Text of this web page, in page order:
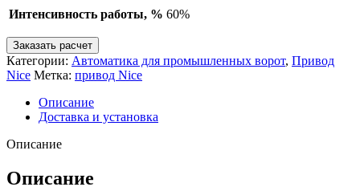
Интенсивность работы, % 60%
Заказать расчет
Категории: Автоматика для промышленных ворот, Привод
Nice Метка: привод Nice
Описание
Доставка и установка
Описание
Описание